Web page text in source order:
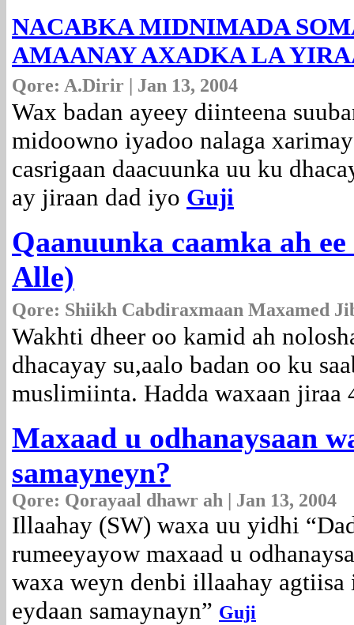
NACABKA MIDNIMADA
AMAANAY AXADKA LA
Qore: A.Dirir | Jan 13, 2004
Wax badan ayeey diinteena
midoowno iyadoo nalaga
casrigaan daacuunka uu ku
ay jiraan dad iyo Guji
Qaanuunka caamka ah
Alle)
Qore: Shiikh Cabdiraxmaan Maxamed
Wakhti dheer oo kamid ah
dhacayay su,aalo badan oo ku
muslimiinta. Hadda waxaan jiraa
Maxaad u odhanaysaan
samayneyn?
Qore: Qorayaal dhawr ah | Jan 13, 2004
Illaahay (SW) waxa uu yidhi
rumeeyayow maxaad u
waxa weyn denbi illaahay agtiisa
eydaan samaynayn” Guji